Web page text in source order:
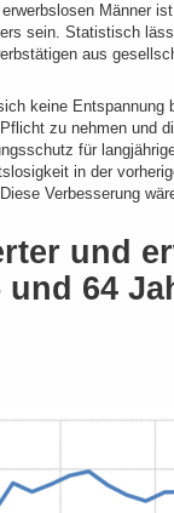
Männer
sein. Statistisch
aus
keine Entspannung
zu nehmen und
für
in der
Verbesserung
und
und 64